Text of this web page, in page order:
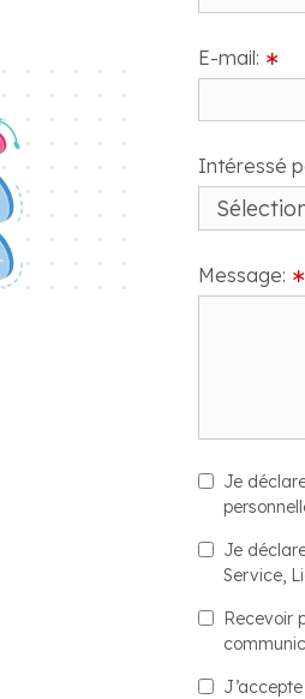
E-mail: ∗
Intéressé
Message: ∗
Je
Je
Service,
Recevoir